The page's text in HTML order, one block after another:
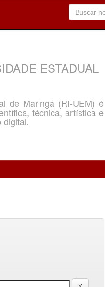
ESTADUAL
de Maringá (RI-UEM) é
técnica, artística e
digital.